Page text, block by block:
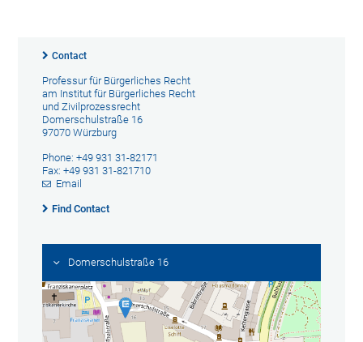
Contact
Professur für Bürgerliches Recht
am Institut für Bürgerliches Recht
und Zivilprozessrecht
Domerschulstraße 16
97070 Würzburg
Phone: +49 931 31-82171
Fax: +49 931 31-821710
Email
Find Contact
Domerschulstraße 16